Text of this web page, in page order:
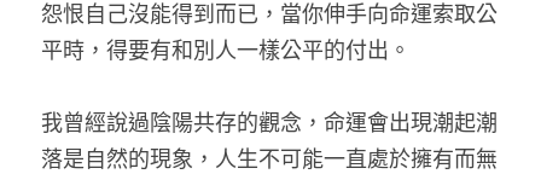
怨恨自己沒能得到而已，當你伸手向命運索取公
平時，得要有和別人一樣公平的付出。
我曾經說過陰陽共存的觀念，命運會出現潮起潮
落是自然的現象，人生不可能一直處於擁有而無